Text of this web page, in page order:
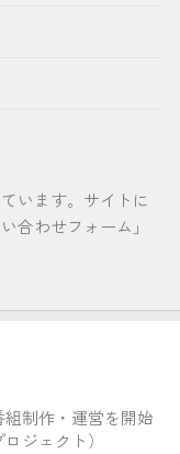
います。サイトに
合わせフォーム」
制作・運営を開始
ジェクト）